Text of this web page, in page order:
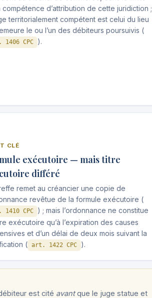
compétence d’attribution de cette juridiction ;
territorialement compétent est celui du lieu
le ou l’un des débiteurs poursuivis (
CPC ).
CLÉ
exécutoire — mais titre
différé
remet au créancier une copie de
revêtue de la formule exécutoire (
CPC
) ; mais l’ordonnance ne constitue
exécutoire qu’à l’expiration des causes
et d’un délai de deux mois suivant la
( art. 1422 CPC ).
est cité avantque le juge statue et